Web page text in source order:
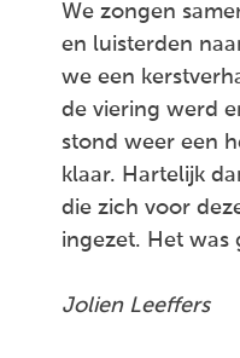
We zongen
en luisterden
we een
de viering werd
stond weer een
klaar. Hartelijk
die zich voor
ingezet. Het was
Jolien Leeffers